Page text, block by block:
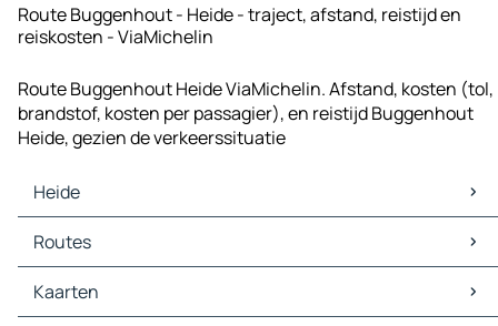
Route Buggenhout - Heide - traject, afstand, reistijd en
reiskosten - ViaMichelin
Route Buggenhout Heide ViaMichelin. Afstand, kosten (tol,
brandstof, kosten per passagier), en reistijd Buggenhout
Heide, gezien de verkeerssituatie
Heide
Heide Kaarten
Heide Verkeer
Heide Hotels
Heide Restaurants
Routes
Routes Heide - Antwerpen
Routes Heide - Brussel
Kaarten